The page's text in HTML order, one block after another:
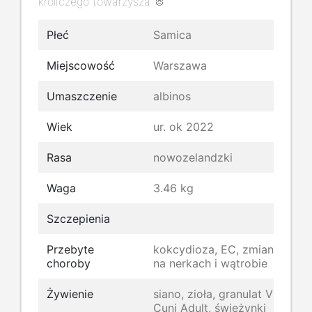
Płeć Samica
Miejscowość Warszawa
Umaszczenie albinos
Wiek ur. ok 2022
Rasa nowozelandzki
Waga 3.46 kg
Szczepienia
Przebyte
choroby
kokcydioza, EC, zmiany
na nerkach i wątrobie
Żywienie
siano, zioła, granulat VL
Cuni Adult, świeżynki